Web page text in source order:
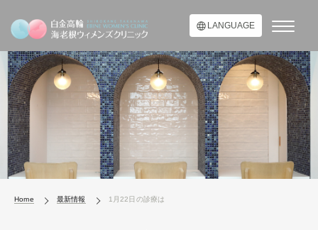
LANGUAGE
Home 最新情報 1月22日の診療は